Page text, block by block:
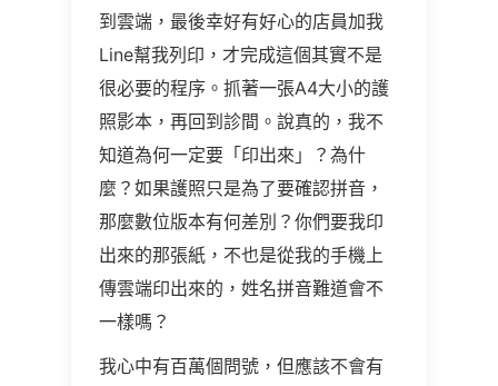
到雲端，最後幸好有好心的店員加我
Line幫我列印，才完成這個其實不是
很必要的程序。抓著一張A4大小的護
照影本，再回到診間。說真的，我不
知道為何一定要「印出來」？為什
麼？如果護照只是為了要確認拼音，
那麼數位版本有何差別？你們要我印
出來的那張紙，不也是從我的手機上
傳雲端印出來的，姓名拼音難道會不
一樣嗎？
我心中有百萬個問號，但應該不會有